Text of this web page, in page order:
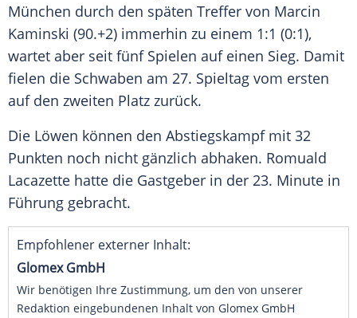
München durch den späten Treffer von Marcin
Kaminski (90.+2) immerhin zu einem 1:1 (0:1),
wartet aber seit fünf Spielen auf einen Sieg. Damit
fielen die Schwaben am 27. Spieltag vom ersten
auf den zweiten Platz zurück.
Die Löwen können den Abstiegskampf mit 32
Punkten noch nicht gänzlich abhaken. Romuald
Lacazette hatte die Gastgeber in der 23. Minute in
Führung gebracht.
Empfohlener externer Inhalt:
Glomex GmbH
Wir benötigen Ihre Zustimmung, um den von unserer
Redaktion eingebundenen Inhalt von Glomex GmbH